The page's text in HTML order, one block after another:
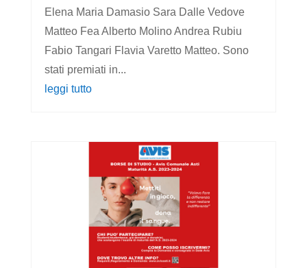
Elena Maria Damasio Sara Dalle Vedove
Matteo Fea Alberto Molino Andrea Rubiu
Fabio Tangari Flavia Varetto Matteo. Sono
stati premiati in...
leggi tutto